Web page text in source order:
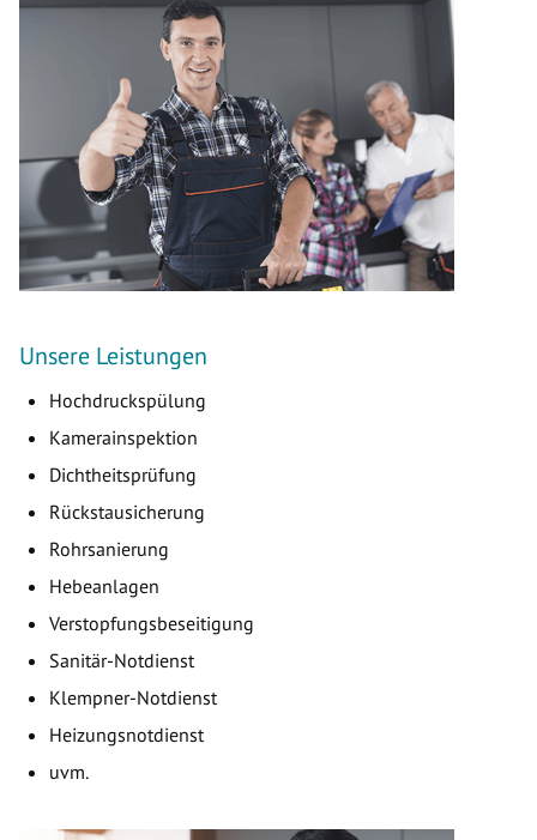
Unsere Leistungen
Hochdruckspülung
Kamerainspektion
Dichtheitsprüfung
Rückstausicherung
Rohrsanierung
Hebeanlagen
Verstopfungsbeseitigung
Sanitär-Notdienst
Klempner-Notdienst
Heizungsnotdienst
uvm.